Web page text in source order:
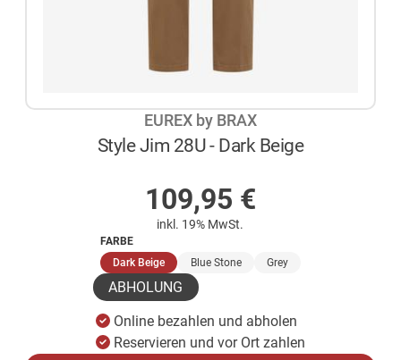
EUREX by BRAX
Style Jim 28U - Dark Beige
109,95 €
inkl. 19% MwSt.
FARBE
Dark Beige(ausgewählt)
Blue Stone Grey
ABHOLUNG
Online bezahlen und abholen
Reservieren und vor Ort zahlen